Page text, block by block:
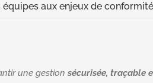
aux enjeux de
une gestion sécurisée, traçable